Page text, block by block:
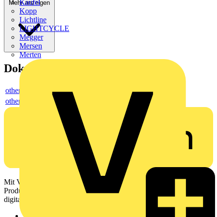
Kaufel
Kopp
Lichtline
LIGHTCYCLE
Megger
Mersen
Merten
Mehr anzeigen
Dokumente
others
others
Mit Voltimum erhalten Elektrofachkräfte Zugang zu Branchennews,
Produktinformationen, Schulungen und Tools – alles auf einer
digitalen Plattform und Community.